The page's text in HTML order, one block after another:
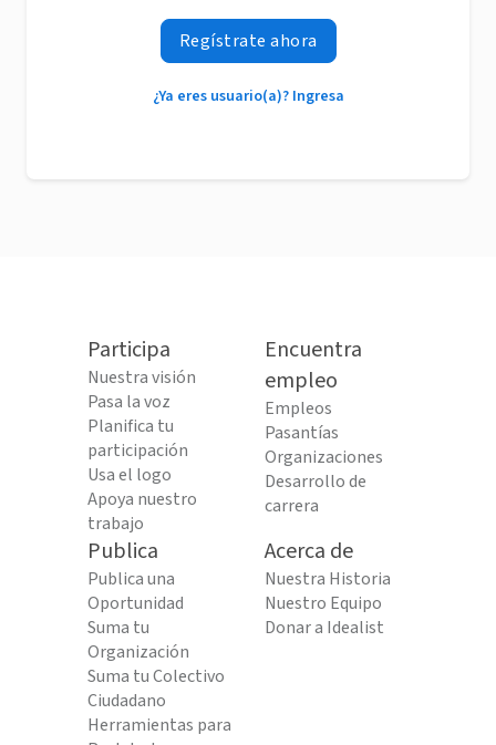
Regístrate ahora
¿Ya eres usuario(a)? Ingresa
Participa
Nuestra visión
Pasa la voz
Planifica tu
participación
Usa el logo
Apoya nuestro
trabajo
Encuentra
empleo
Empleos
Pasantías
Organizaciones
Desarrollo de
carrera
Publica
Publica una
Oportunidad
Suma tu
Organización
Suma tu Colectivo
Ciudadano
Herramientas para
Acerca de
Nuestra Historia
Nuestro Equipo
Donar a Idealist